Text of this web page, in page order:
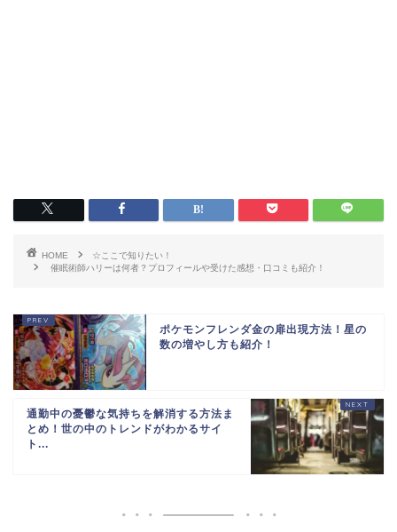
HOME
☆ここで知りたい！
催眠術師ハリーは何者？プロフィールや受けた感想・口コミも紹介！
ポケモンフレンダ金の扉出現方法！星の
数の増やし方も紹介！
通勤中の憂鬱な気持ちを解消する方法ま
とめ！世の中のトレンドがわかるサイ
ト...